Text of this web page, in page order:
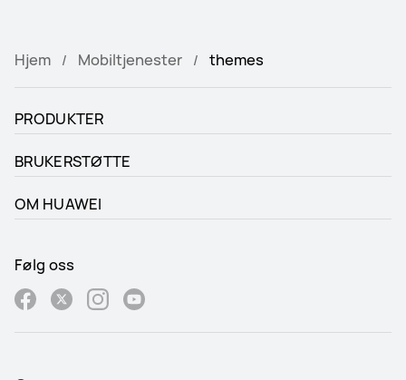
Hjem Mobiltjenester themes
PRODUKTER
BRUKERSTØTTE
OM HUAWEI
Følg oss